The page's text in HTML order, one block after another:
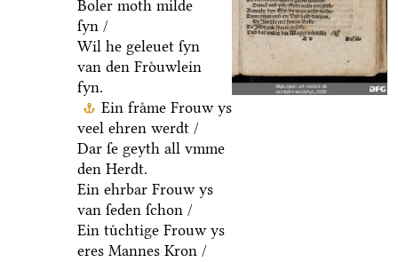
Boler moth milde
ſyn /
Wil he geleuet ſyn
van den Froͤuwlein
fyn.
Ein fraͤme Frouw ys
veel ehren werdt /
Dar ſe geyth all vmme
den Herdt.
Ein ehrbar Frouw ys
van ſeden ſchon /
Ein tuͤchtige Frouw ys
eres Mannes Kron /